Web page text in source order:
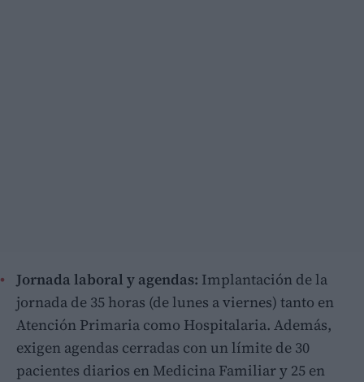
Jornada laboral y agendas: Implantación de la
jornada de 35 horas (de lunes a viernes) tanto en
Atención Primaria como Hospitalaria. Además,
exigen agendas cerradas con un límite de 30
pacientes diarios en Medicina Familiar y 25 en